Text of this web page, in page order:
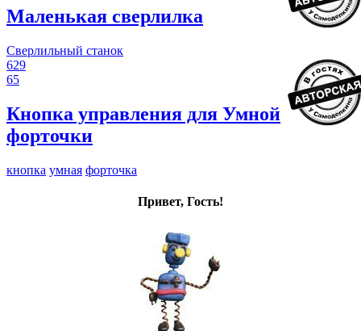
Маленькая сверлилка
Сверлильный станок
629
65
Кнопка управления для Умной
форточки
кнопка умная форточка
Привет, Гость!